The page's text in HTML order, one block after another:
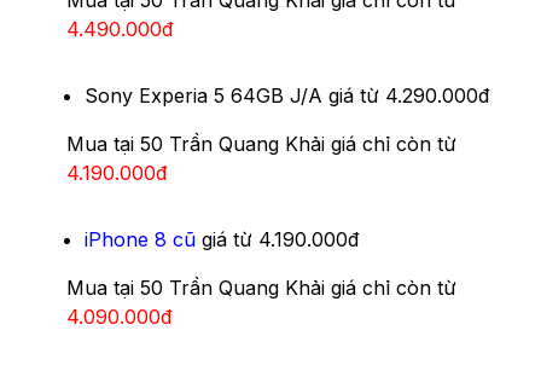
4.490.000đ
Sony Experia 5 64GB J/A giá từ 4.290.000đ
Mua tại 50 Trần Quang Khải giá chỉ còn từ
4.190.000đ
iPhone 8 cũ giá từ 4.190.000đ
Mua tại 50 Trần Quang Khải giá chỉ còn từ
4.090.000đ